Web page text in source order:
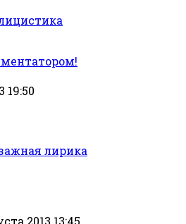
19:50
лирика
2013 13:45